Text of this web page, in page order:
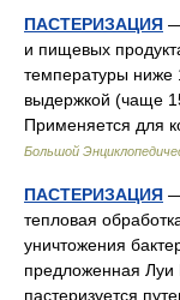
ПАСТЕРИЗАЦИЯ
и пищевых
температуры ниже
выдержкой (чаще
Применяется для
Большой
ПАСТЕРИЗАЦИЯ
тепловая
уничтожения
предложенная Луи
пастеризуется